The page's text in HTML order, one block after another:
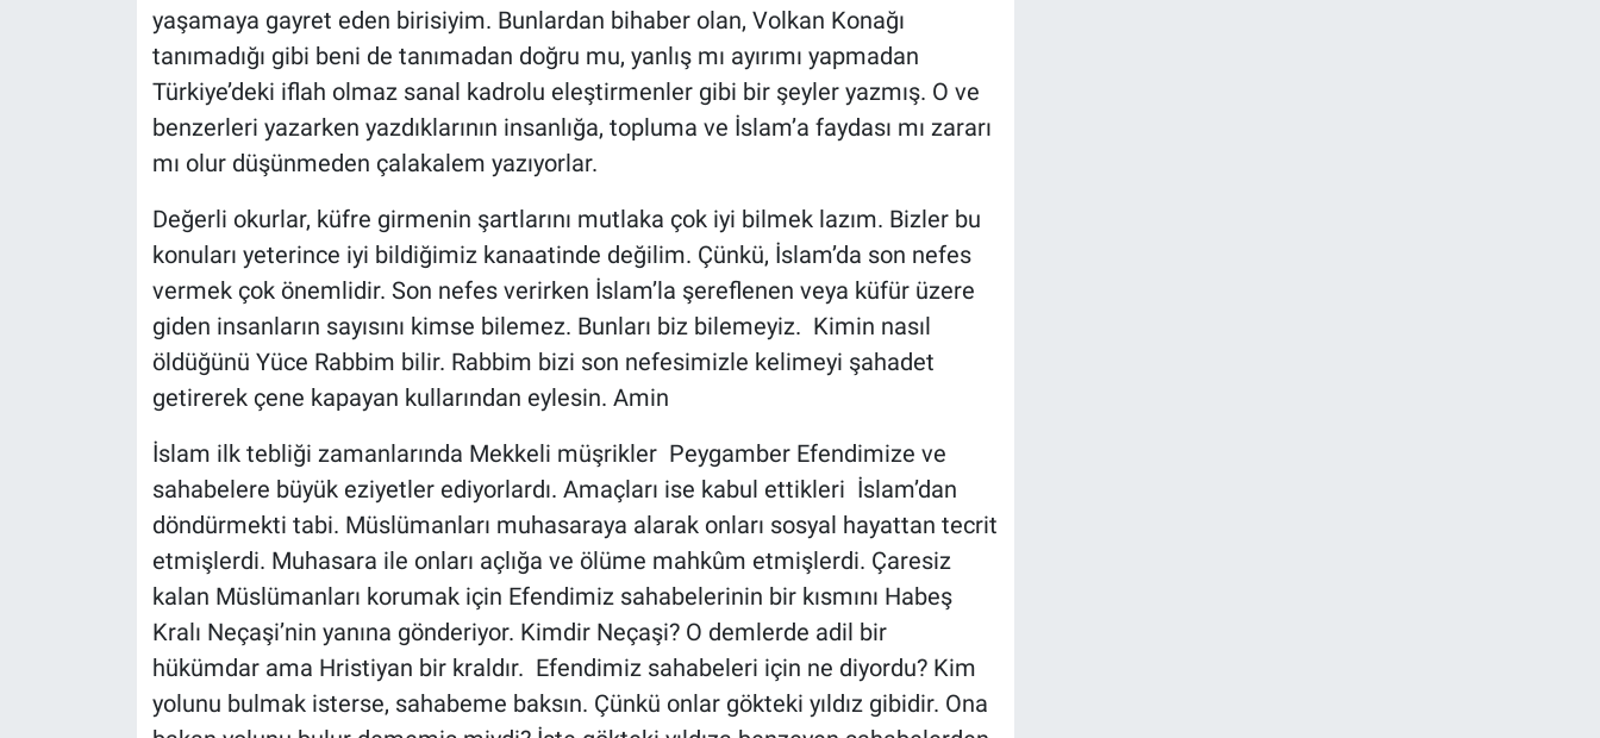
yaşamaya gayret eden birisiyim. Bunlardan bihaber olan, Volkan Konağı
tanımadığı gibi beni de tanımadan doğru mu, yanlış mı ayırımı yapmadan
Türkiye’deki iflah olmaz sanal kadrolu eleştirmenler gibi bir şeyler yazmış. O ve
benzerleri yazarken yazdıklarının insanlığa, topluma ve İslam’a faydası mı zararı
mı olur düşünmeden çalakalem yazıyorlar.
Değerli okurlar, küfre girmenin şartlarını mutlaka çok iyi bilmek lazım. Bizler bu
konuları yeterince iyi bildiğimiz kanaatinde değilim. Çünkü, İslam’da son nefes
vermek çok önemlidir. Son nefes verirken İslam’la şereflenen veya küfür üzere
giden insanların sayısını kimse bilemez. Bunları biz bilemeyiz. Kimin nasıl
öldüğünü Yüce Rabbim bilir. Rabbim bizi son nefesimizle kelimeyi şahadet
getirerek çene kapayan kullarından eylesin. Amin
İslam ilk tebliği zamanlarında Mekkeli müşrikler Peygamber Efendimize ve
sahabelere büyük eziyetler ediyorlardı. Amaçları ise kabul ettikleri İslam’dan
döndürmekti tabi. Müslümanları muhasaraya alarak onları sosyal hayattan tecrit
etmişlerdi. Muhasara ile onları açlığa ve ölüme mahkûm etmişlerdi. Çaresiz
kalan Müslümanları korumak için Efendimiz sahabelerinin bir kısmını Habeş
Kralı Neçaşi’nin yanına gönderiyor. Kimdir Neçaşi? O demlerde adil bir
hükümdar ama Hristiyan bir kraldır. Efendimiz sahabeleri için ne diyordu? Kim
yolunu bulmak isterse, sahabeme baksın. Çünkü onlar gökteki yıldız gibidir. Ona